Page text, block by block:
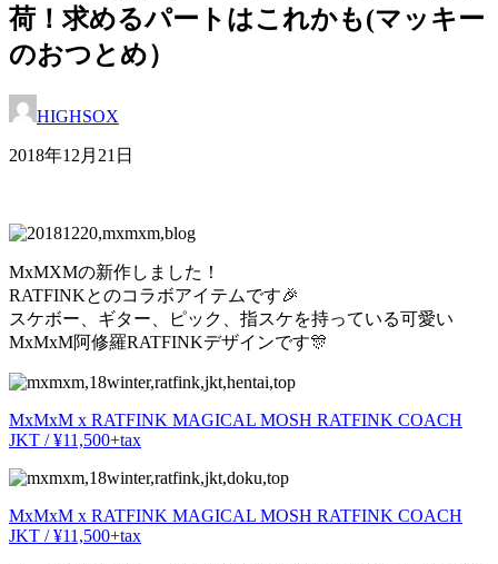
荷！求めるパートはこれかも(マッキー
のおつとめ）
HIGHSOX
2018年12月21日
MxMXMの新作しました！
RATFINKとのコラボアイテムです🎉
スケボー、ギター、ピック、指スケを持っている可愛い
MxMxM阿修羅RATFINKデザインです🎊
MxMxM x RATFINK MAGICAL MOSH RATFINK COACH
JKT / ¥11,500+tax
MxMxM x RATFINK MAGICAL MOSH RATFINK COACH
JKT / ¥11,500+tax